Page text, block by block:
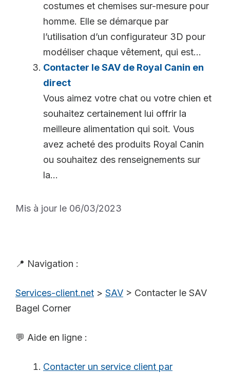
costumes et chemises sur-mesure pour
homme. Elle se démarque par
l’utilisation d’un configurateur 3D pour
modéliser chaque vêtement, qui est...
Contacter le SAV de Royal Canin en
direct
Vous aimez votre chat ou votre chien et
souhaitez certainement lui offrir la
meilleure alimentation qui soit. Vous
avez acheté des produits Royal Canin
ou souhaitez des renseignements sur
la...
Mis à jour le 06/03/2023
📍 Navigation :
Services-client.net > SAV > Contacter le SAV
Bagel Corner
💬 Aide en ligne :
Contacter un service client par